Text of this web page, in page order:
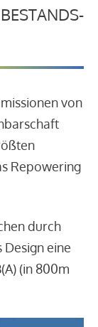
von
Repowering
durch
eine
(in 800m